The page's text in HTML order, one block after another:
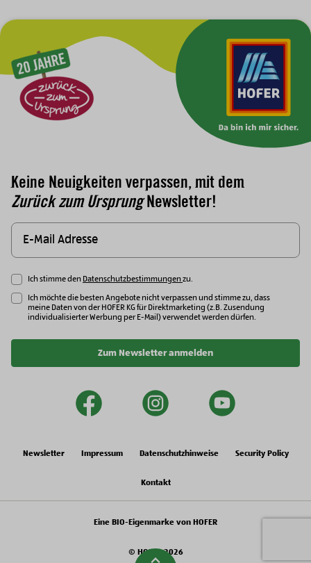
Zur Hauptnavigation
Keine Neuigkeiten verpassen, mit dem
Zurück zum UrsprungNewsletter!
Ich stimme den Datenschutzbestimmungenzu.
Ich möchte die besten Angebote nicht verpassen und stimme zu, dass
meine Daten von der HOFER KG für Direktmarketing (z.B. Zusendung
individualisierter Werbung per E-Mail) verwendet werden dürfen.
Zum Newsletter anmelden
facebookinstagram
Newsletter Impressum Datenschutzhinweise Security Policy
Kontakt
Eine BIO-Eigenmarke von HOFER
© HOFER 2026